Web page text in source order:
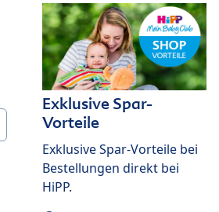
Exklusive Spar-
Vorteile
Exklusive Spar-Vorteile bei
Bestellungen direkt bei
HiPP.